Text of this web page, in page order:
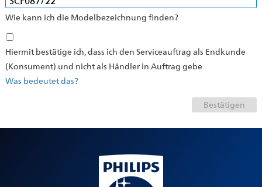
Wie kann ich die Modelbezeichnung finden?
Hiermit bestätige ich, dass ich den Serviceauftrag als Endkunde
(Konsument) und nicht als Händler in Auftrag gebe
Was bedeutet das?